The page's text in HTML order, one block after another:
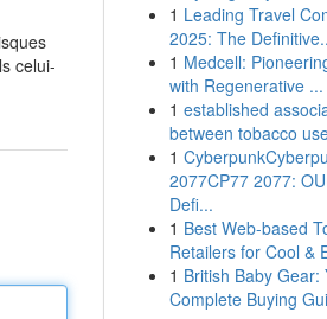
celui-
1 Leading Travel
2025: The
1 Medcell:
with Regenerative ...
1 established
between tobacco
1
2077CP77 2077:
Defi...
1 Best Web-based
Retailers for Cool &
1 British Baby Gear:
Complete Buying